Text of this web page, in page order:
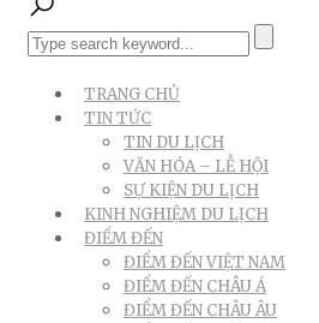
TRANG CHỦ
TIN TỨC
TIN DU LỊCH
VĂN HÓA – LỄ HỘI
SỰ KIỆN DU LỊCH
KINH NGHIỆM DU LỊCH
ĐIỂM ĐẾN
ĐIỂM ĐẾN VIỆT NAM
ĐIỂM ĐẾN CHÂU Á
ĐIỂM ĐẾN CHÂU ÂU